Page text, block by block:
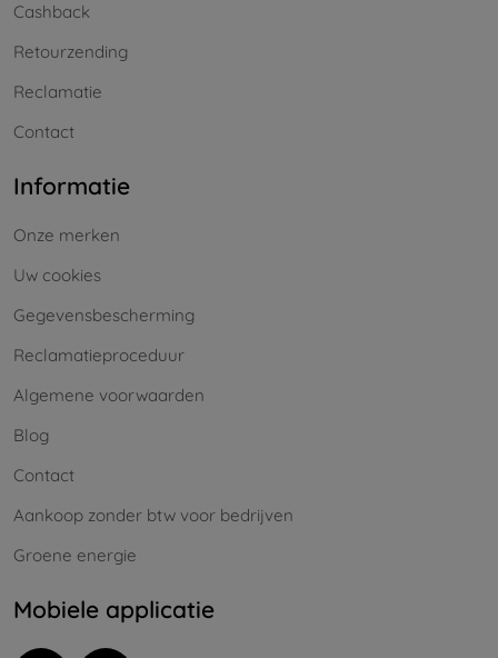
Cashback
Retourzending
Reclamatie
Contact
Informatie
Onze merken
Uw cookies
Gegevensbescherming
Reclamatieproceduur
Algemene voorwaarden
Blog
Contact
Aankoop zonder btw voor bedrijven
Groene energie
Mobiele applicatie